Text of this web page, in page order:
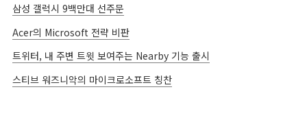
삼성 갤럭시 9백만대 선주문
Acer의 Microsoft 전략 비판
트위터, 내 주변 트윗 보여주는 Nearby 기능 출시
스티브 워즈니악의 마이크로소프트 칭찬